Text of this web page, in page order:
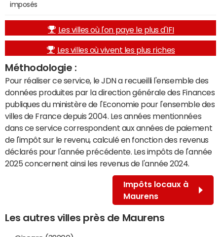
imposés
Les villes où l'on paye le plus d'IFI
Les villes où vivent les plus riches
Méthodologie :
Pour réaliser ce service, le JDN a recueilli l'ensemble des
données produites par la direction générale des Finances
publiques du ministère de l'Economie pour l'ensemble des
villes de France depuis 2004. Les années mentionnées
dans ce service correspondent aux années de paiement
de l'impôt sur le revenu, calculé en fonction des revenus
déclarés pour l'année précédente. Les impôts de l'année
2025 concernent ainsi les revenus de l'année 2024.
Impôts locaux à
Maurens
Les autres villes près de Maurens